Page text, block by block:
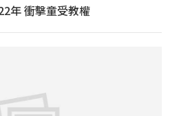
年 衝擊童受教權